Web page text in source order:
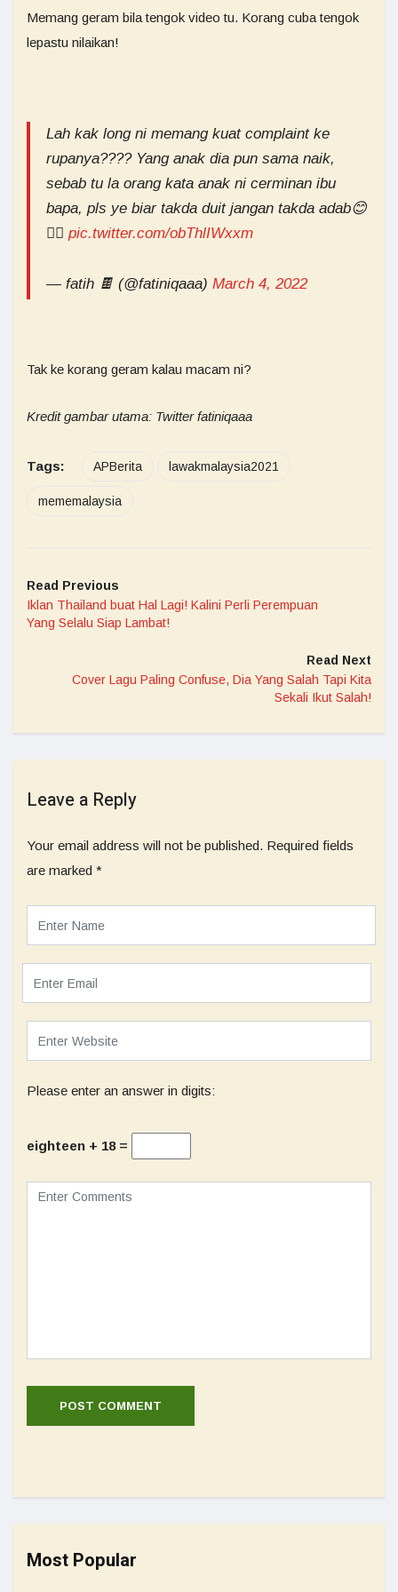
Memang geram bila tengok video tu. Korang cuba tengok
lepastu nilaikan!
Lah kak long ni memang kuat complaint ke
rupanya???? Yang anak dia pun sama naik,
sebab tu la orang kata anak ni cerminan ibu
bapa, pls ye biar takda duit jangan takda adab😊
☝🏻 pic.twitter.com/obThlIWxxm
— fatih 🍫 (@fatiniqaaa) March 4, 2022
Tak ke korang geram kalau macam ni?
Kredit gambar utama: Twitter fatiniqaaa
Tags: APBerita lawakmalaysia2021
mememalaysia
Read Previous
Iklan Thailand buat Hal Lagi! Kalini Perli Perempuan
Yang Selalu Siap Lambat!
Read Next
Cover Lagu Paling Confuse, Dia Yang Salah Tapi Kita
Sekali Ikut Salah!
Leave a Reply
Your email address will not be published. Required fields
are marked *
Please enter an answer in digits:
eighteen + 18 =
Most Popular